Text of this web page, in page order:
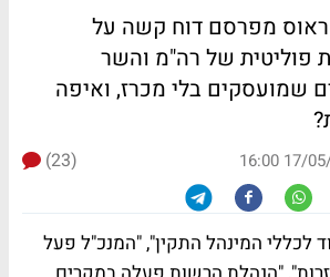
מפרסם דוח קשה על
פוליטית של רה"מ והשר
שמועסקים בלי מכרז, ואיפה
17/05/
(23)
לכללי המינהל התקין", "המנכ"ל פעל